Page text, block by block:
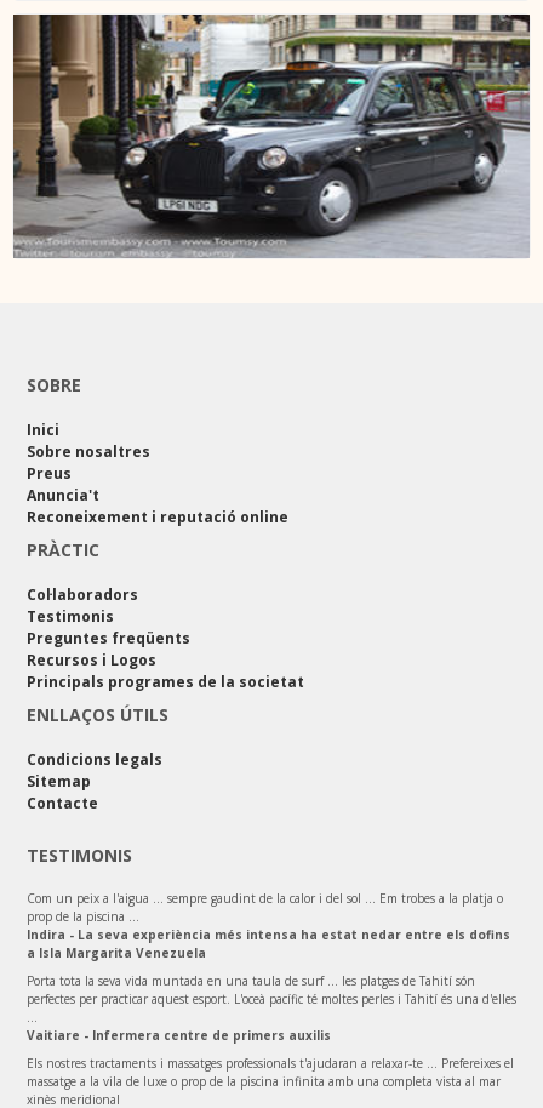
SOBRE
Inici
Sobre nosaltres
Preus
Anuncia't
Reconeixement i reputació online
PRÀCTIC
Col·laboradors
Testimonis
Preguntes freqüents
Recursos i Logos
Principals programes de la societat
ENLLAÇOS ÚTILS
Condicions legals
Sitemap
Contacte
TESTIMONIS
Com un peix a l'aigua ... sempre gaudint de la calor i del sol ... Em trobes a la platja o
prop de la piscina ...
Indira - La seva experiència més intensa ha estat nedar entre els dofins
a Isla Margarita Venezuela
Porta tota la seva vida muntada en una taula de surf ... les platges de Tahití són
perfectes per practicar aquest esport. L'oceà pacífic té moltes perles i Tahití és una d'elles
...
Vaitiare - Infermera centre de primers auxilis
Els nostres tractaments i massatges professionals t'ajudaran a relaxar-te ... Prefereixes el
massatge a la vila de luxe o prop de la piscina infinita amb una completa vista al mar
xinès meridional